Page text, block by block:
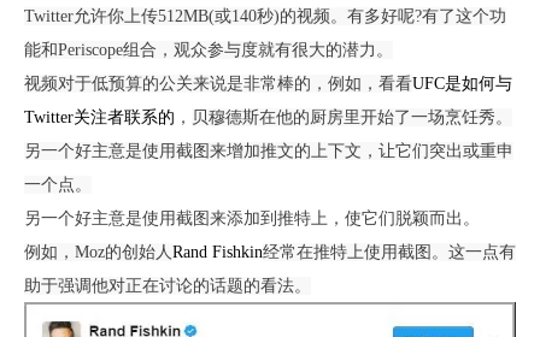
Twitter允许你上传512MB(或140秒)的视频。有多好呢?有了这个功
能和Periscope组合，观众参与度就有很大的潜力。
视频对于低预算的公关来说是非常棒的，例如，看看UFC是如何与
Twitter关注者联系的 ， 贝穆德斯在他的厨房里开始了一场烹饪秀。
另一个好主意是使用截图 来增加推文的上下文，让它们突出或重申
一个点。
另一个好主意是使用截图来添加到 推特上 ，使它们脱颖而出 。
例如， Moz的创始人Rand Fishkin经常在推特上使用截图。这一点有
助于强调他对正在讨论的话题的看法。